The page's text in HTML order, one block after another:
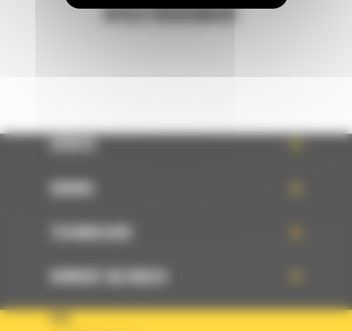
WYŚLIJ WIADOMOŚĆ
OFERTA
SERWIS
TECHNOLOGIE
DOWIEDZ SIĘ WIĘCEJ
KRAJ